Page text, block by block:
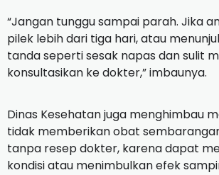
“Jangan tunggu sampai parah. Jika
pilek lebih dari tiga hari, atau
tanda seperti sesak napas dan sulit
konsultasikan ke dokter,” imbaunya.
Dinas Kesehatan juga menghimbau
tidak memberikan obat
tanpa resep dokter, karena dapat
kondisi atau menimbulkan efek